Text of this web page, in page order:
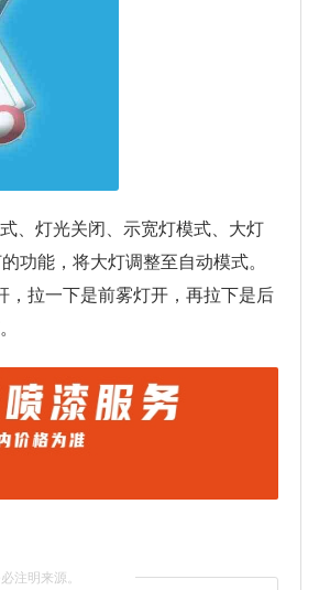
、灯光关闭、示宽灯模式、大灯
功能，将大灯调整至自动模式。
，拉一下是前雾灯开，再拉下是后
注明来源。